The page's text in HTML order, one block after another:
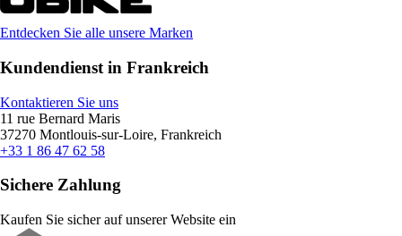
Entdecken Sie alle unsere Marken
Kundendienst in Frankreich
Kontaktieren Sie uns
11 rue Bernard Maris
37270 Montlouis-sur-Loire, Frankreich
+33 1 86 47 62 58
Sichere Zahlung
Kaufen Sie sicher auf unserer Website ein